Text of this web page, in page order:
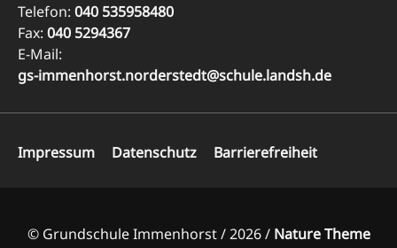
Telefon: 040 535958480
Fax: 040 5294367
E-Mail:
gs-immenhorst.norderstedt@schule.landsh.de
überspringen
Impressum Datenschutz Barrierefreiheit
© Grundschule Immenhorst / 2026 / Nature Theme